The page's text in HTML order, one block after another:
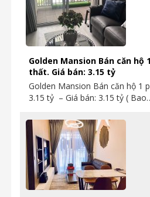
Golden Mansion Bán căn
thất. Giá bán: 3.15 tỷ
Golden Mansion Bán căn hộ 1
3.15 tỷ – Giá bán: 3.15 tỷ (